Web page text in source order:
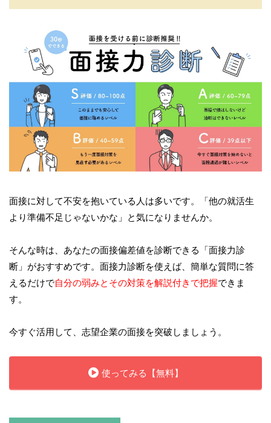
面接に対して不安を抱いている人は多いです。「他の就活生
より準備不足じゃないかな」と気になりませんか。
そんな時は、あなたの面接偏差値を診断できる「面接力診
断」がおすすめです。面接力診断を使えば、簡単な質問に答
えるだけで自分の弱みとその対策を解説付きで把握できま
す。
今すぐ活用して、志望企業の面接を突破しましょう。
使ってみる【無料】